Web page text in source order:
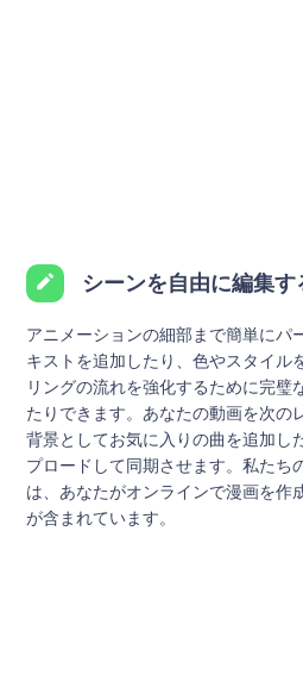
シーンを自由に編集す
アニメーションの細部まで簡単にパ
キストを追加したり、色やスタイル
リングの流れを強化するために完璧
たりできます。あなたの動画を次の
背景としてお気に入りの曲を追加し
プロードして同期させます。私たち
は、あなたがオンラインで漫画を作
が含まれています。